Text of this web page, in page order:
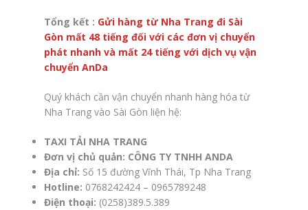
Tổng kết : Gửi hàng từ Nha Trang đi Sài
Gòn mất 48 tiếng đối với các đơn vị chuyển
phát nhanh và mất 24 tiếng với dịch vụ vận
chuyển AnDa
Quý khách cần vận chuyển nhanh hàng hóa từ
Nha Trang vào Sài Gòn liện hệ:
TAXI TẢI NHA TRANG
Đơn vị chủ quản: CÔNG TY TNHH ANDA
Địa chỉ: Số 15 đường Vĩnh Thái, Tp Nha Trang
Hotline: 0768242424 – 0965789248
Điện thoại: (0258)389.5.389